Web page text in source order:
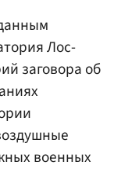
Лос-
заговора об
военных